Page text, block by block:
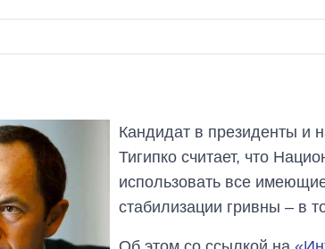
Кандидат в президенты и
Тигипко считает, что
использовать все
стабилизации гривны – в